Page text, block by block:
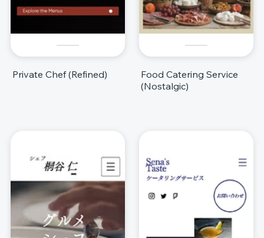
Private Chef (Refined)
Food Catering Service
(Nostalgic)